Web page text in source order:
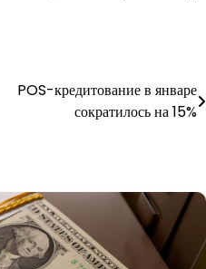
POS-кредитование в январе
сократилось на 15%